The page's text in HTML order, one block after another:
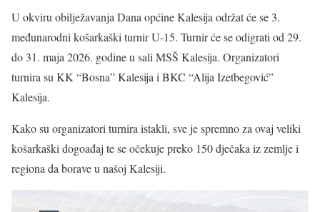
U okviru obilježavanja Dana općine Kalesija održat će se 3.
međunarodni košarkaški turnir U-15. Turnir će se odigrati od 29.
do 31. maja 2026. godine u sali MSŠ Kalesija. Organizatori
turnira su KK “Bosna” Kalesija i BKC “Alija Izetbegović”
Kalesija.
Kako su organizatori turnira istakli, sve je spremno za ovaj veliki
košarkaški dogoađaj te se očekuje preko 150 dječaka iz zemlje i
regiona da borave u našoj Kalesiji.